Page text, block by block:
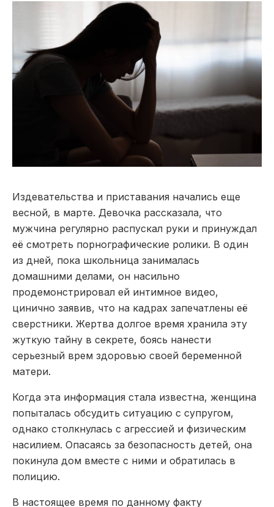
Издевательства и приставания начались еще
весной, в марте. Девочка рассказала, что
мужчина регулярно распускал руки и принуждал
её смотреть порнографические ролики. В один
из дней, пока школьница занималась
домашними делами, он насильно
продемонстрировал ей интимное видео,
цинично заявив, что на кадрах запечатлены её
сверстники. Жертва долгое время хранила эту
жуткую тайну в секрете, боясь нанести
серьезный врем здоровью своей беременной
матери.
Когда эта информация стала известна, женщина
попыталась обсудить ситуацию с супругом,
однако столкнулась с агрессией и физическим
насилием. Опасаясь за безопасность детей, она
покинула дом вместе с ними и обратилась в
полицию.
В настоящее время по данному факту